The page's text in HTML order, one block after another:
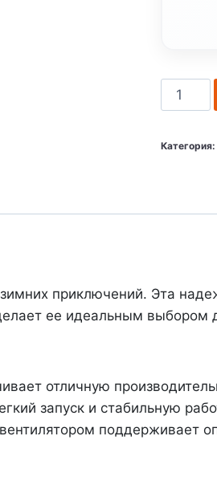
товара
BRP
Tundra
Категория:
приключений. Эта
ее идеальным выбором
отличную
запуск и стабильную
поддерживает